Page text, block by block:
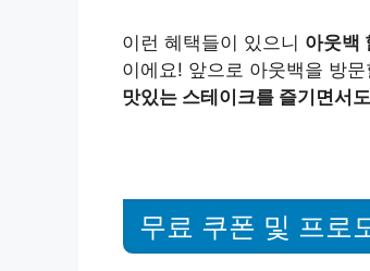
이런 혜택들이 있으니 아웃백
이에요! 앞으로 아웃백을 방문
맛있는 스테이크를 즐기면서
무료 쿠폰 및 프로